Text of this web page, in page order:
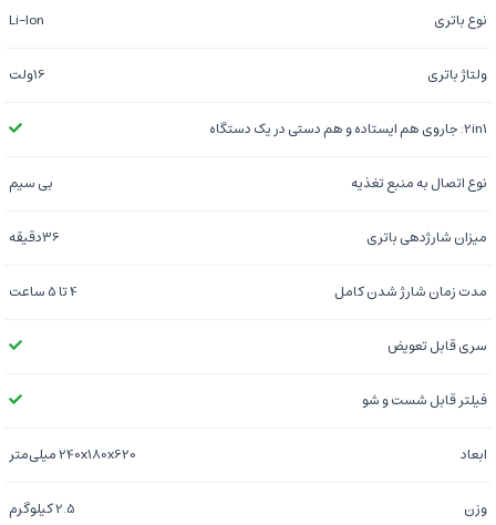
نوع باتری Li-Ion
ولتاژ باتری 16ولت
2in1: جاروی هم ایستاده و هم دستی در یک دستگاه
نوع اتصال به منبع تغذیه بی سیم
میزان شارژدهی باتری 36دقیقه
مدت زمان شارژ شدن کامل 4 تا 5 ساعت
سری قابل تعویض
فیلتر قابل شست و شو
ابعاد 240x180x620 میلی‌متر
وزن 2.5 کیلوگرم